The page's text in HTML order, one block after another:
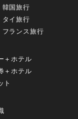
韓国旅行
タイ旅行
フランス旅行
＋ホテル
＋ホテル
ト